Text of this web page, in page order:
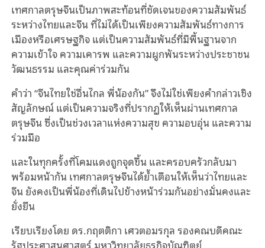
เทศกาลตรุษจีนเป็นภาพสะท้อนที่ชัดเจนของความสัมพันธ์
ระหว่างไทยและจีน ที่ไม่ได้เป็นเพียงความสัมพันธ์ทางการ
เมืองหรือเศรษฐกิจ แต่เป็นความสัมพันธ์ที่มีพื้นฐานจาก
ความเข้าใจ ความเคารพ และความผูกพันระหว่างประชาชน
วัฒนธรรม และคุณค่าร่วมกัน
คำว่า “จีนไทยใช่อื่นไกล พี่น้องกัน” จึงไม่ใช่เพียงคำกล่าวเชิง
สัญลักษณ์ แต่เป็นความจริงที่ปรากฏให้เห็นผ่านเทศกาล
ตรุษจีน ซึ่งเป็นช่วงเวลาแห่งความสุข ความอบอุ่น และความ
ร่วมมือ
และในทุกครั้งที่โคมแดงถูกจุดขึ้น และครอบครัวกลับมา
พร้อมหน้ากัน เทศกาลตรุษจีนได้ย้ำเตือนให้เห็นว่าไทยและ
จีน ยังคงเป็นพี่น้องที่เดินไปข้างหน้าร่วมกันอย่างมั่นคงและ
ยั่งยืน
เรียบเรียงโดย ดร.กฤตติกา เศวตอมรกุล รองคณบดีคณะ
รัฐประศาสนศาสตร์ มหาวิทยาลัยธุรกิจบัณฑิตย์